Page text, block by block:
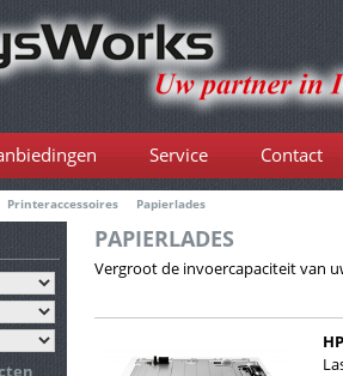
Printeraccessoires Papierlades
Service Contact
PAPIERLADES
Vergroot de invoercapaciteit van